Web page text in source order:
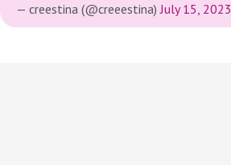
— creestina (@creeestina)July 15, 2023